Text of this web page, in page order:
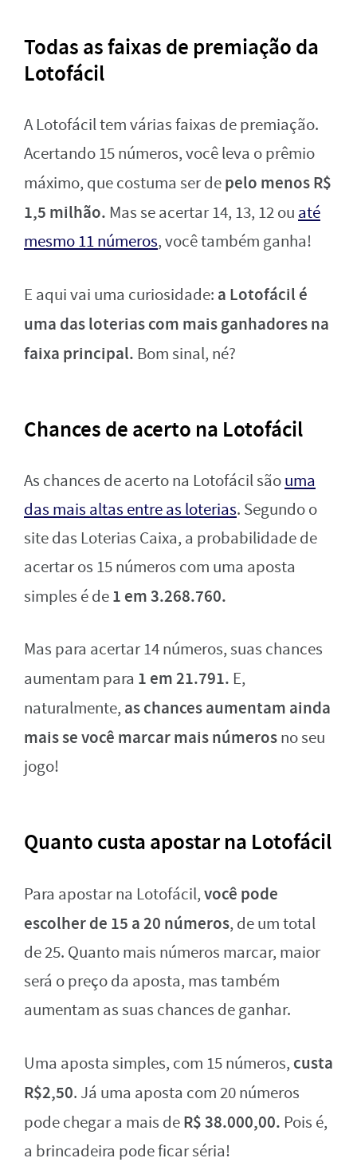
Todas as faixas de premiação da
Lotofácil
A Lotofácil tem várias faixas de premiação.
Acertando 15 números, você leva o prêmio
máximo, que costuma ser depelo menos R$
1,5 milhão. Mas se acertar 14, 13, 12 ou até
mesmo 11 números, você também ganha!
E aqui vai uma curiosidade: a Lotofácil é
uma das loterias com mais ganhadores na
faixa principal. Bom sinal, né?
Chances de acerto na Lotofácil
As chances de acerto na Lotofácil sãouma
das mais altas entre as loterias. Segundo o
site das Loterias Caixa, a probabilidade de
acertar os 15 números com uma aposta
simples é de1 em 3.268.760.
Mas para acertar 14 números, suas chances
aumentam para 1 em 21.791. E,
naturalmente, as chances aumentam ainda
mais se você marcar mais númerosno seu
jogo!
Quanto custa apostar na Lotofácil
Para apostar na Lotofácil,você pode
escolher de 15 a 20 números, de um total
de 25. Quanto mais números marcar, maior
será o preço da aposta, mas também
aumentam as suas chances de ganhar.
Uma aposta simples, com 15 números, custa
R$2,50. Já uma aposta com 20 números
pode chegar a mais deR$ 38.000,00. Pois é,
a brincadeira pode ficar séria!